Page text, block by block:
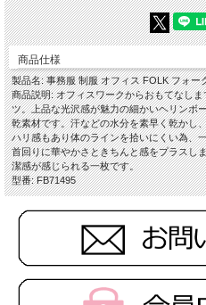
商品仕様
製品名: 事務服 制服 オフィス FOLK フォー
商品説明: オフィスワークからおもてなし
ツ。上品な光沢感が魅力の細かいヘリンボ
乾素材です。汗などの水分を素早く乾かし
ハリ感もあり体のラインを拾いにくい為、
首回りに華やかさときちんと感をプラスし
潔感が感じられる一枚です。
型番: FB71495